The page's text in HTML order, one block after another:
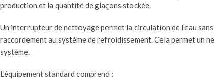
production et la quantité de glaçons stockée.
Un interrupteur de nettoyage permet la circulation de l’eau
raccordement au système de refroidissement. Cela permet un
système.
L’équipement standard comprend :